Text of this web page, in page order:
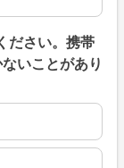
ださい。携帯
いことがあり
さい。携帯メ
さい。携帯メ